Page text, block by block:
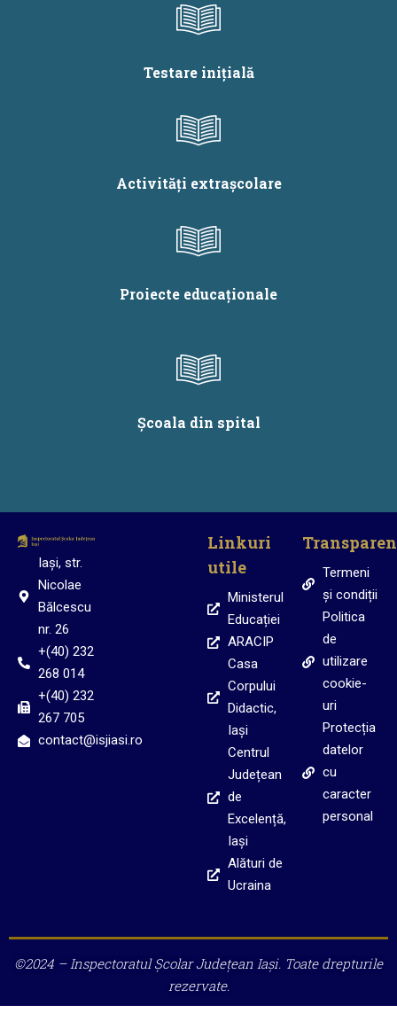
Testare inițială
Activități extrașcolare
Proiecte educaționale
Școala din spital
Iași, str.
Nicolae
Bălcescu
nr. 26
+(40) 232
268 014
+(40) 232
267 705
contact@isjiasi.ro
Linkuri
utile
Ministerul
Educației
ARACIP
Casa
Corpului
Didactic,
Iași
Centrul
Județean
de
Excelență,
Iași
Alături de
Ucraina
Termeni
și condiții
Politica
de
utilizare
cookie-
uri
Protecția
datelor
cu
caracter
personal
©2024 – Inspectoratul Școlar Județean Iași. Toate drepturile
rezervate.